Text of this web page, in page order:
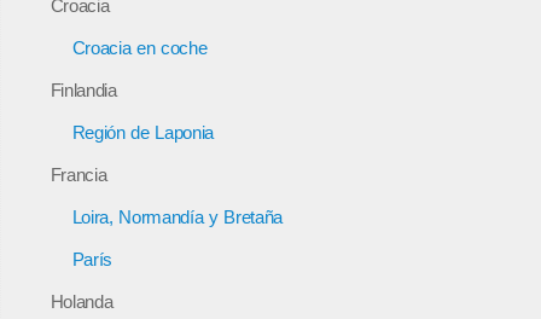
Croacia
Croacia en coche
Finlandia
Región de Laponia
Francia
Loira, Normandía y Bretaña
París
Holanda